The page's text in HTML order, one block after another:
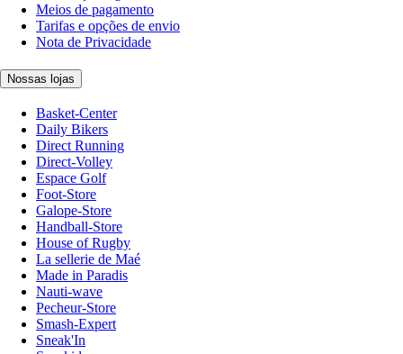
Meios de pagamento
Tarifas e opções de envio
Nota de Privacidade
Nossas lojas
Basket-Center
Daily Bikers
Direct Running
Direct-Volley
Espace Golf
Foot-Store
Galope-Store
Handball-Store
House of Rugby
La sellerie de Maé
Made in Paradis
Nauti-wave
Pecheur-Store
Smash-Expert
Sneak'In